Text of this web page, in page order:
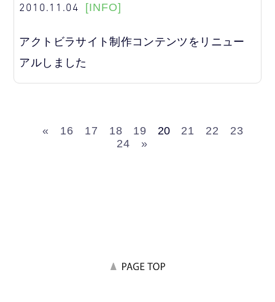
2010.11.04 [INFO]
アクトビラサイト制作コンテンツをリニュー
アルしました
« 16 17 18 19 20 21 22
23
24
»